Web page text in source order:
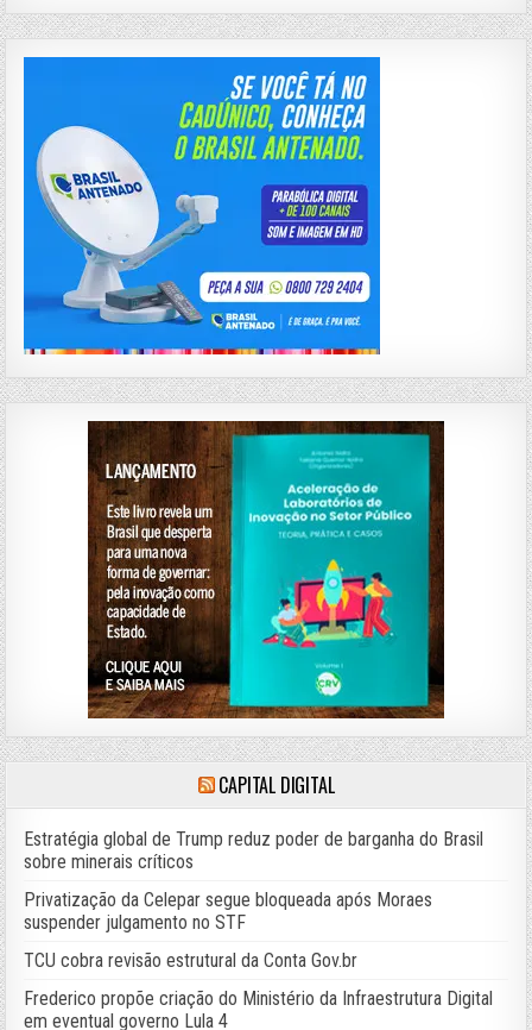
CAPITAL DIGITAL
Estratégia global de Trump reduz poder de barganha do Brasil
sobre minerais críticos
Privatização da Celepar segue bloqueada após Moraes
suspender julgamento no STF
TCU cobra revisão estrutural da Conta Gov.br
Frederico propõe criação do Ministério da Infraestrutura Digital
em eventual governo Lula 4